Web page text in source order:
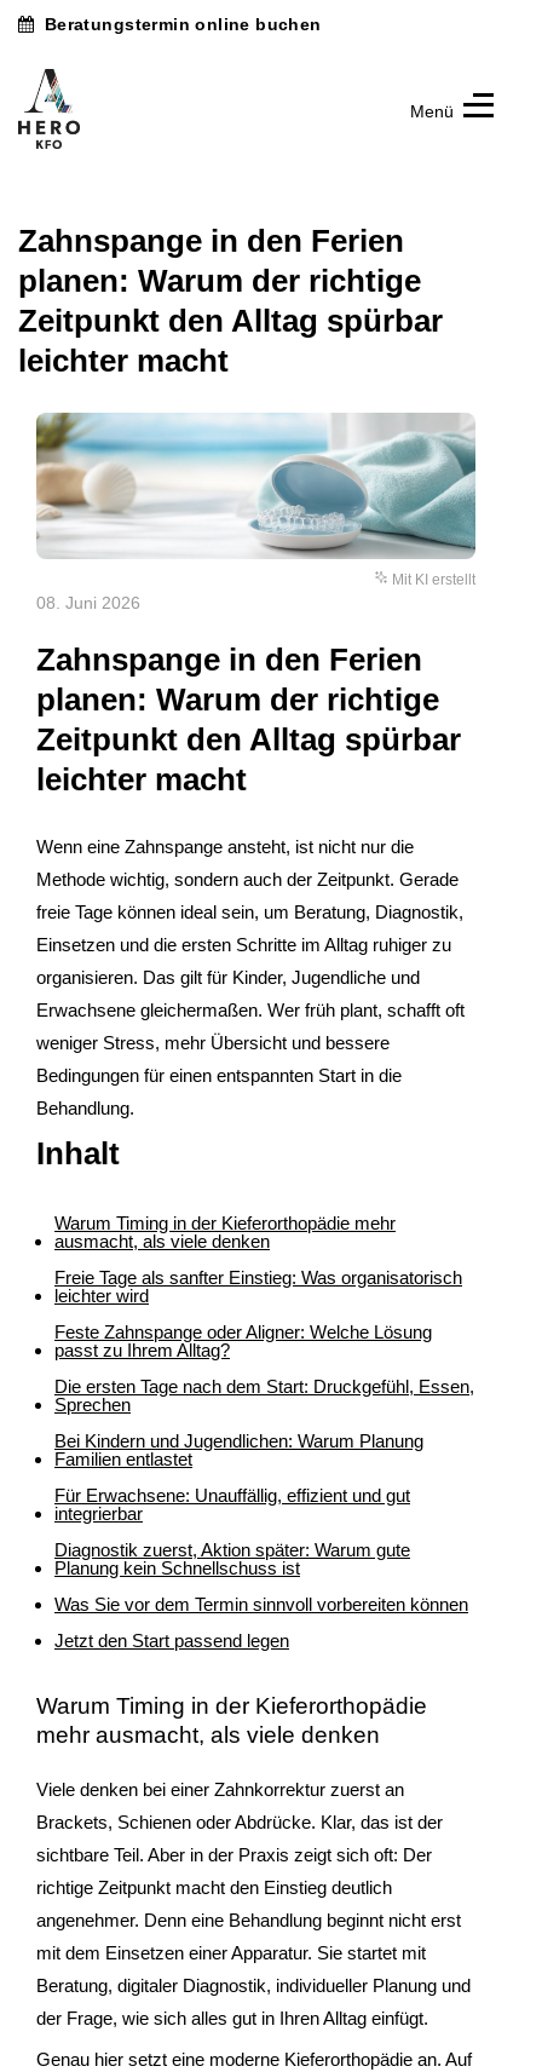
Beratungstermin online buchen
Dr.
Arax
Akyüz
Menü
Zahnspange in den Ferien
planen: Warum der richtige
Zeitpunkt den Alltag spürbar
leichter macht
Mit KI erstellt
08. Juni 2026
Zahnspange in den Ferien
planen: Warum der richtige
Zeitpunkt den Alltag spürbar
leichter macht
Wenn eine Zahnspange ansteht, ist nicht nur die
Methode wichtig, sondern auch der Zeitpunkt. Gerade
freie Tage können ideal sein, um Beratung, Diagnostik,
Einsetzen und die ersten Schritte im Alltag ruhiger zu
organisieren. Das gilt für Kinder, Jugendliche und
Erwachsene gleichermaßen. Wer früh plant, schafft oft
weniger Stress, mehr Übersicht und bessere
Bedingungen für einen entspannten Start in die
Behandlung.
Inhalt
Warum Timing in der Kieferorthopädie mehr
ausmacht, als viele denken
Freie Tage als sanfter Einstieg: Was organisatorisch
leichter wird
Feste Zahnspange oder Aligner: Welche Lösung
passt zu Ihrem Alltag?
Die ersten Tage nach dem Start: Druckgefühl, Essen,
Sprechen
Bei Kindern und Jugendlichen: Warum Planung
Familien entlastet
Für Erwachsene: Unauffällig, effizient und gut
integrierbar
Diagnostik zuerst, Aktion später: Warum gute
Planung kein Schnellschuss ist
Was Sie vor dem Termin sinnvoll vorbereiten können
Jetzt den Start passend legen
Warum Timing in der Kieferorthopädie
mehr ausmacht, als viele denken
Viele denken bei einer Zahnkorrektur zuerst an
Brackets, Schienen oder Abdrücke. Klar, das ist der
sichtbare Teil. Aber in der Praxis zeigt sich oft: Der
richtige Zeitpunkt macht den Einstieg deutlich
angenehmer. Denn eine Behandlung beginnt nicht erst
mit dem Einsetzen einer Apparatur. Sie startet mit
Beratung, digitaler Diagnostik, individueller Planung und
der Frage, wie sich alles gut in Ihren Alltag einfügt.
Genau hier setzt eine moderne Kieferorthopädie an. Auf